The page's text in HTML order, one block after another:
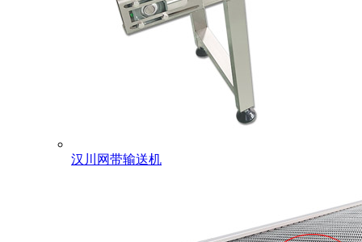
汉川网带输送机